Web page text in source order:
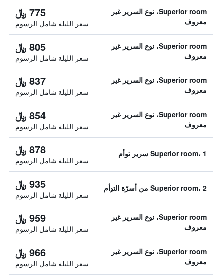
Superior room، نوع السرير غير
معروف
775 ﷼
سعر الليلة شامل الرسوم
Superior room، نوع السرير غير
معروف
805 ﷼
سعر الليلة شامل الرسوم
Superior room، نوع السرير غير
معروف
837 ﷼
سعر الليلة شامل الرسوم
Superior room، نوع السرير غير
معروف
854 ﷼
سعر الليلة شامل الرسوم
Superior room، 1 سرير توأم 878 ﷼
سعر الليلة شامل الرسوم
Superior room، 2 من أسرّة التوأم 935 ﷼
سعر الليلة شامل الرسوم
Superior room، نوع السرير غير
معروف
959 ﷼
سعر الليلة شامل الرسوم
Superior room، نوع السرير غير
معروف
966 ﷼
سعر الليلة شامل الرسوم